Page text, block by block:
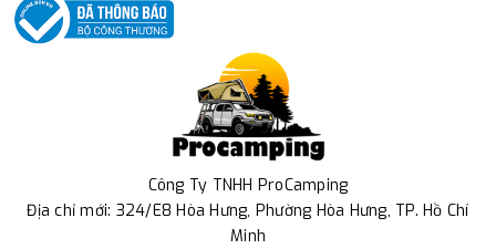
Công Ty TNHH ProCamping
Địa chỉ mới: 324/E8 Hòa Hưng, Phường Hòa Hưng, TP. Hồ Chí
Minh